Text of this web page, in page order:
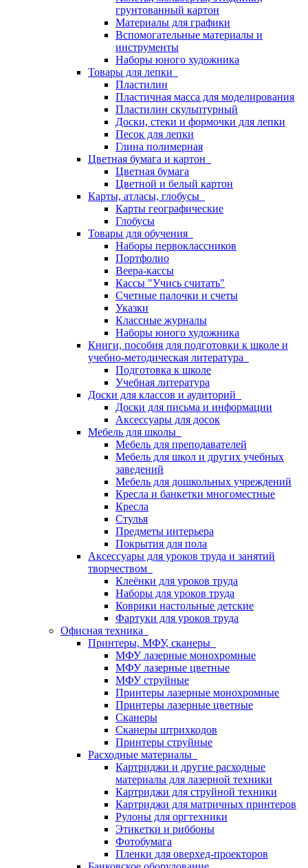
грунтованный картон
Материалы для графики
Вспомогательные материалы и
инструменты
Наборы юного художника
Товары для лепки
Пластилин
Пластичная масса для моделирования
Пластилин скульптурный
Доски, стеки и формочки для лепки
Песок для лепки
Глина полимерная
Цветная бумага и картон
Цветная бумага
Цветной и белый картон
Карты, атласы, глобусы
Карты географические
Глобусы
Товары для обучения
Наборы первоклассников
Портфолио
Веера-кассы
Кассы "Учись считать"
Счетные палочки и счеты
Указки
Классные журналы
Наборы юного художника
Книги, пособия для подготовки к школе и
учебно-методическая литература
Подготовка к школе
Учебная литература
Доски для классов и аудиторий
Доски для письма и информации
Аксессуары для досок
Мебель для школы
Мебель для преподавателей
Мебель для школ и других учебных
заведений
Мебель для дошкольных учреждений
Кресла и банкетки многоместные
Кресла
Стулья
Предметы интерьера
Покрытия для пола
Аксессуары для уроков труда и занятий
творчеством
Клеёнки для уроков труда
Наборы для уроков труда
Коврики настольные детские
Фартуки для уроков труда
Офисная техника
Принтеры, МФУ, сканеры
МФУ лазерные монохромные
МФУ лазерные цветные
МФУ струйные
Принтеры лазерные монохромные
Принтеры лазерные цветные
Сканеры
Сканеры штрихкодов
Принтеры струйные
Расходные материалы
Картриджи и другие расходные
материалы для лазерной техники
Картриджи для струйной техники
Картриджи для матричных принтеров
Рулоны для оргтехники
Этикетки и риббоны
Фотобумага
Пленки для оверхед-проекторов